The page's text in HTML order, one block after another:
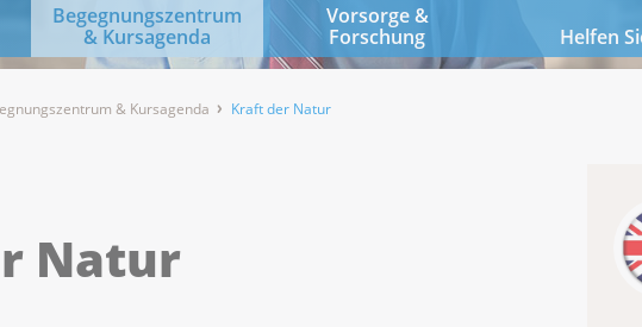
Begegnungszentrum
& Kursagenda
Vorsorge &
Forschung
Helfen
& Kursagenda Kraft der Natur
Natur